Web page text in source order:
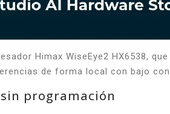
Himax WiseEye2 HX6538,
de forma local con bajo
programación